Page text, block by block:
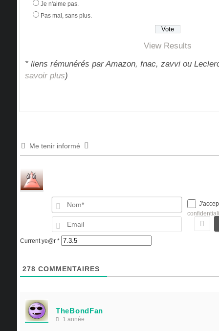
Je n'aime pas.
Pas mal, sans plus.
View Results
* liens rémunérés par Amazon, fnac, zavvi ou
savoir plus)
Me tenir informé
Nom*
Current ye@r *
278 COMMENTAIRES
TheBondFan
1 année